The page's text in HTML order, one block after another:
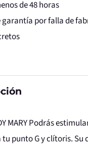
de 48 horas
garantía por falla de
MARY Podrás
punto G y clítoris. Su